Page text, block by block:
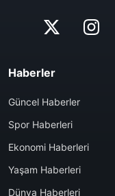
Haberler
Güncel Haberler
Spor Haberleri
Ekonomi Haberleri
Yaşam Haberleri
Dünya Haberleri